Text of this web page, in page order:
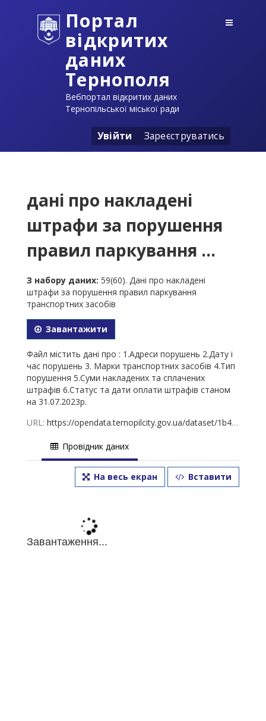
Портал
відкритих
даних
Тернополя
Вебпортал відкритих даних
Тернопільської міської ради
Увійти Зареєструватись
дані про накладені
штрафи за порушення
правил паркування ...
З набору даних: 59(60). Дані про накладені
штрафи за порушення правил паркування
транспортних засобів
Завантажити
Файл містить дані про : 1.Адреси порушень 2.Дату і
час порушень 3. Марки транспортних засобів 4.Тип
порушення 5.Суми накладених та сплачених
штрафів 6.Статус та дати оплати штрафів станом
на 31.07.2023р.
URL: https://opendata.ternopilcity.gov.ua/dataset/1b48b810-5bc2-4c02-802e-3c282b6f5c30/resource/8b8184a3-e31f-4562-8170-81869e30b2ad/download/-2023.xlsx
Провідник даних
На весь екран Вставити